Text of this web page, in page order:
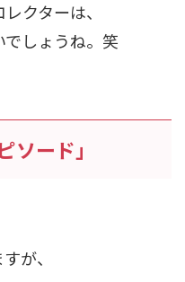
クターは、
しょうね。笑
ード」
が、